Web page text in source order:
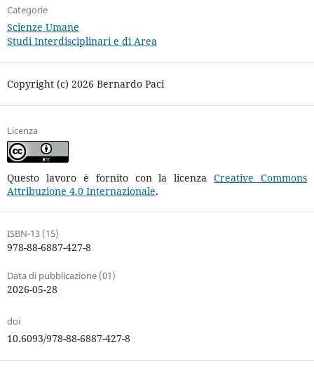
Categorie
Scienze Umane
Studi Interdisciplinari e di Area
Copyright (c) 2026 Bernardo Paci
Licenza
Questo lavoro è fornito con la licenzaCreative Commons
Attribuzione 4.0 Internazionale.
ISBN-13 (15)
978-88-6887-427-8
Data di pubblicazione (01)
2026-05-28
doi
10.6093/978-88-6887-427-8